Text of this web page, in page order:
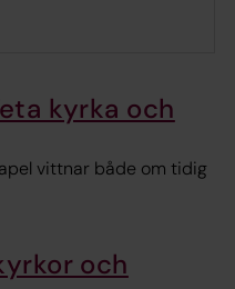
kyrka och
vittnar både om tidig
och